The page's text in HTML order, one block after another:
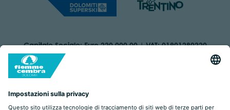
Capitale Sociale: Euro 220.000,00 | VAT: 01901280220
COOKIES
DICHIARAZIONE DI ACCESSIBILITÀ
BY